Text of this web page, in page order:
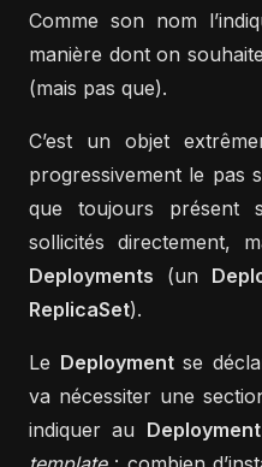
Comme son nom
manière dont on
(mais pas que).
C’est un objet
progressivement le pas
que toujours présent
sollicités directement,
Deployments (un
ReplicaSet).
Le Deploymentse
va nécessiter une
indiquer au Deployment